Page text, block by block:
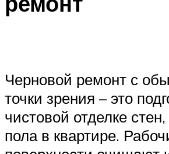
Черновой ремонт с
точки зрения – это
чистовой отделке
пола в квартире.